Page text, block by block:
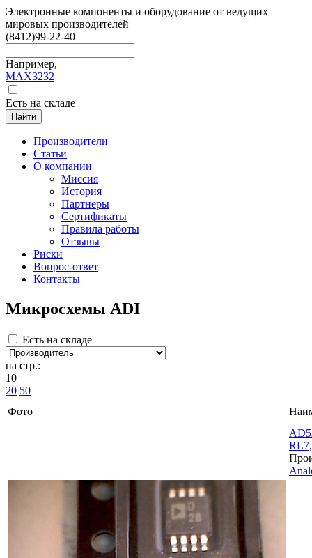
Электронные компоненты и оборудование от ведущих
мировых производителей
(8412)99-22-40
Например,
MAX3232
Есть на складе
Найти
Производители
Статьи
О компании
Миссия
История
Партнеры
Сертификаты
Правила работы
Отзывы
Риски
Вопрос-ответ
Контакты
Микросхемы ADI
Есть на складе
на стр.:
10
20 50
Фото